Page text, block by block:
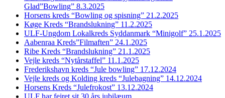
Glad”Bowling” 8.3.2025
Horsens kreds “Bowling og spisning” 21.2.2025
Køge Kreds “Brandslukning” 11.2.2025
ULF-Ungdom Lokalkreds Syddanmark “Minigolf” 25.1.2025
Aabenraa Kreds”Filmaften” 24.1.2025
Ribe Kreds “Brandslukning” 21.1.2025
Vejle kreds “Nytårstaffel” 11.1.2025
Frederikshavn kreds “Jule bowling” 17.12.2024
Vejle kreds og Kolding kreds “Julebagning” 14.12.2024
Horsens Kreds “Julefrokost” 13.12.2024
ULF har fejret sit 30 års jubilæum